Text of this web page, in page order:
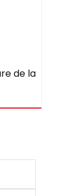
de la